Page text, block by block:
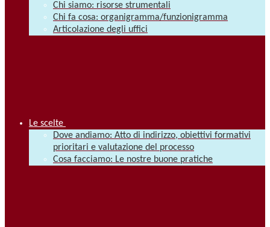
Chi siamo: risorse strumentali
Chi fa cosa: organigramma/funzionigramma
Articolazione degli uffici
Le scelte
Dove andiamo: Atto di indirizzo, obiettivi formativi
prioritari e valutazione del processo
Cosa facciamo: Le nostre buone pratiche